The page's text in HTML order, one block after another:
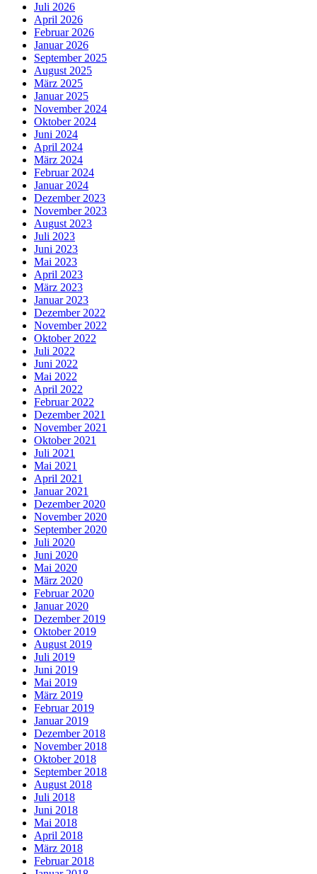
Juli 2026
April 2026
Februar 2026
Januar 2026
September 2025
August 2025
März 2025
Januar 2025
November 2024
Oktober 2024
Juni 2024
April 2024
März 2024
Februar 2024
Januar 2024
Dezember 2023
November 2023
August 2023
Juli 2023
Juni 2023
Mai 2023
April 2023
März 2023
Januar 2023
Dezember 2022
November 2022
Oktober 2022
Juli 2022
Juni 2022
Mai 2022
April 2022
Februar 2022
Dezember 2021
November 2021
Oktober 2021
Juli 2021
Mai 2021
April 2021
Januar 2021
Dezember 2020
November 2020
September 2020
Juli 2020
Juni 2020
Mai 2020
März 2020
Februar 2020
Januar 2020
Dezember 2019
Oktober 2019
August 2019
Juli 2019
Juni 2019
Mai 2019
März 2019
Februar 2019
Januar 2019
Dezember 2018
November 2018
Oktober 2018
September 2018
August 2018
Juli 2018
Juni 2018
Mai 2018
April 2018
März 2018
Februar 2018